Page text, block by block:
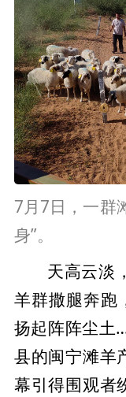
7月7日，一群
身”。
天高云淡
羊群撒腿奔跑
扬起阵阵尘土
县的闽宁滩羊
幕引得围观者